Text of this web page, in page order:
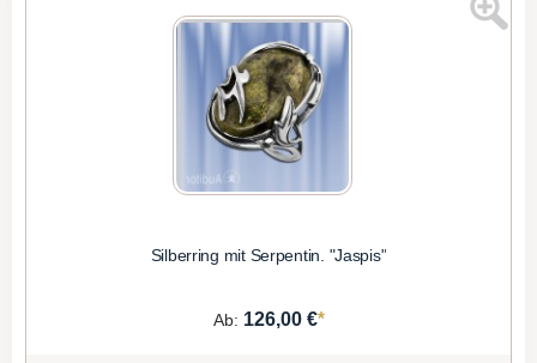
Silberring mit Serpentin. "Jaspis"
Ab: 126,00 €*